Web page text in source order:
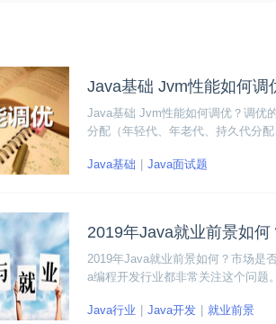
Java基础 Jvm性能如何调
Java基础 Jvm性能如何调优？调优
分配（年轻代、年老代、持久代分
Java基础
Java面试题
2019年Java就业前景如
2019年Java就业前景如何？市场是
a编程开发行业都非常关注这个问题
Java行业
Java开发 就业前景